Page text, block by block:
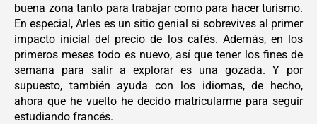
buena zona tanto para trabajar como para hacer turismo.
En especial, Arles es un sitio genial si sobrevives al primer
impacto inicial del precio de los cafés. Además, en los
primeros meses todo es nuevo, así que tener los fines de
semana para salir a explorar es una gozada. Y por
supuesto, también ayuda con los idiomas, de hecho,
ahora que he vuelto he decido matricularme para seguir
estudiando francés.